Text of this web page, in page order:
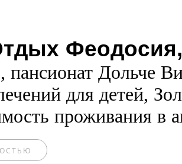
пансионат Дольче
для детей,
проживания в